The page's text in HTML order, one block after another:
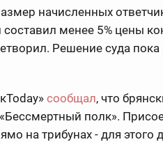
начисленных
менее 5% цены
Решение суда пока
сообщал, что
полк».
на трибунах - для этого